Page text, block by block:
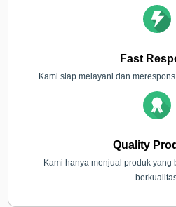
Fast
Kami siap melayani dan
Quality
Kami hanya menjual produk yang